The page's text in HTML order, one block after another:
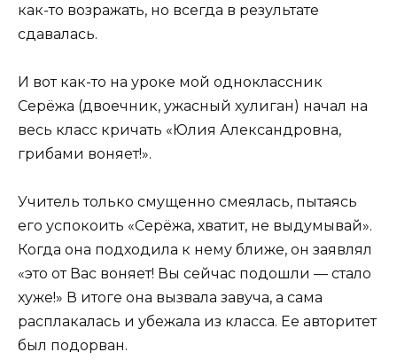
как-то возражать, но всегда в результате
сдавалась.
И вот как-то на уроке мой одноклассник
Серёжа (двоечник, ужасный хулиган) начал на
весь класс кричать «Юлия Александровна,
грибами воняет!».
Учитель только смущенно смеялась, пытаясь
его успокоить «Серёжа, хватит, не выдумывай».
Когда она подходила к нему ближе, он заявлял
«это от Вас воняет! Вы сейчас подошли — стало
хуже!» В итоге она вызвала завуча, а сама
расплакалась и убежала из класса. Ее авторитет
был подорван.